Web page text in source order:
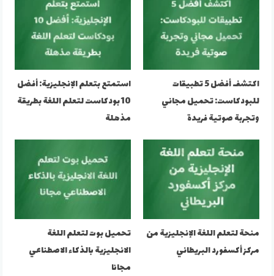
اكتشف أفضل 5 تطبيقات
للبودكاست: تحميل مجاني
وتجربة صوتية فريدة
استمتع بتعلم الإنجليزية: أفضل
10 بودكاست لتعلم اللغة بطريقة
مذهلة
منحة لتعلم اللغة الإنجليزية من
مركز أكسفورد البريطاني
تحميل بوت لتعلم اللغة
الانجليزية بالذكاء الاصطناعي
مجانا